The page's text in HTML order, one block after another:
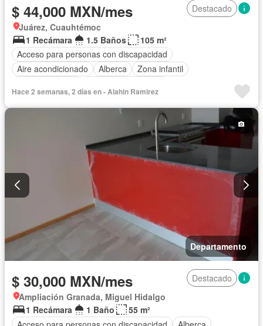
$ 44,000 MXN/mes
Destacado
Juárez, Cuauhtémoc
1 Recámara
1.5 Baños
105 m²
Acceso para personas con discapacidad
Aire acondicionado
Alberca
Zona infantil
Circuito cerrado de televisión
Cocina equipada
Cuarto de servicio
Elevador
Gimnasio
Jacuzzi
Despacho
Recámara con closet
Sauna Seguridad
Terraza
Vista panorámica
Permite mascotas
Completamente amueblado
Hace 2 semanas, 2 días en - Alahin Ramirez
Departamento
$ 30,000 MXN/mes
Destacado
Ampliación Granada, Miguel Hidalgo
1 Recámara
1 Baño
55 m²